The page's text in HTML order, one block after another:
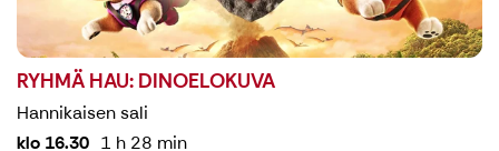
RYHMÄ HAU: DINOELOKUVA
Hannikaisen sali
klo 16.30 1 h 28 min